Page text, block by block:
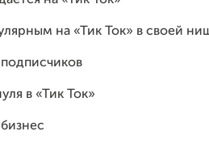
на «Тик Ток» в своей
в «Тик Ток»